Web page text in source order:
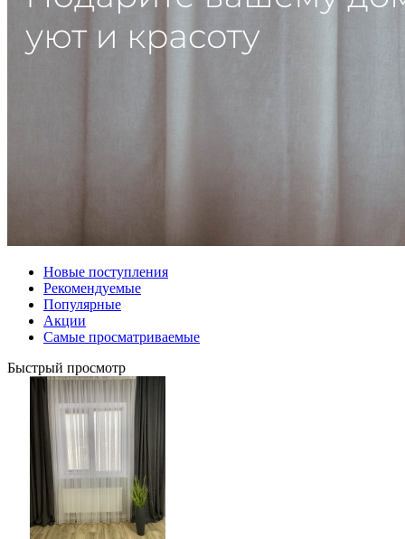
Новые поступления
Рекомендуемые
Популярные
Акции
Самые просматриваемые
Быстрый просмотр